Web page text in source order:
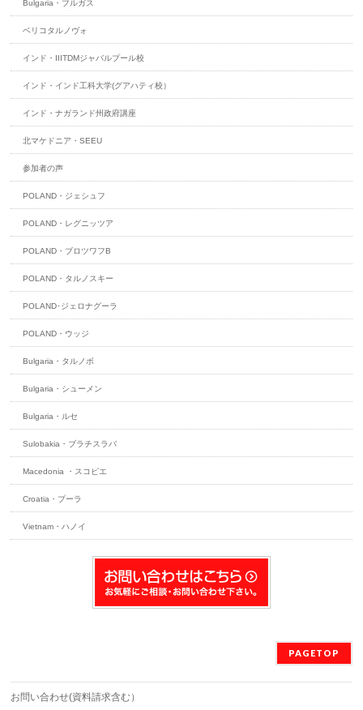
Bulgaria・ブルガス
ベリコタルノヴォ
インド・IIITDMジャバルプール校
インド・インド工科大学(グアハティ校）
インド・ナガランド州政府講座
北マケドニア・SEEU
参加者の声
POLAND・ジェシュフ
POLAND・レグニッツア
POLAND・ブロツワフB
POLAND・タルノスキー
POLAND･ジェロナグーラ
POLAND・ウッジ
Bulgaria・タルノボ
Bulgaria・シューメン
Bulgaria・ルセ
Sulobakia・ブラチスラバ
Macedonia ・スコピエ
Croatia・プーラ
Vietnam・ハノイ
PAGETOP
お問い合わせ(資料請求含む）